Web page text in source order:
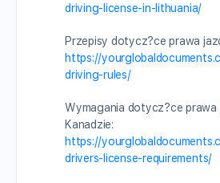
driving-license-in-lithuania/
Przepisy dotycz?ce prawa
https://
driving-rules/
Wymagania dotycz?ce prawa
Kanadzie:
https://
drivers-license-requirements/